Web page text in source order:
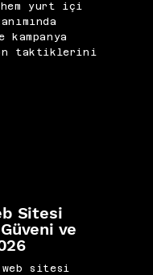
hem yurt içi
taktiklerini
Sitesi
ve
sitesi